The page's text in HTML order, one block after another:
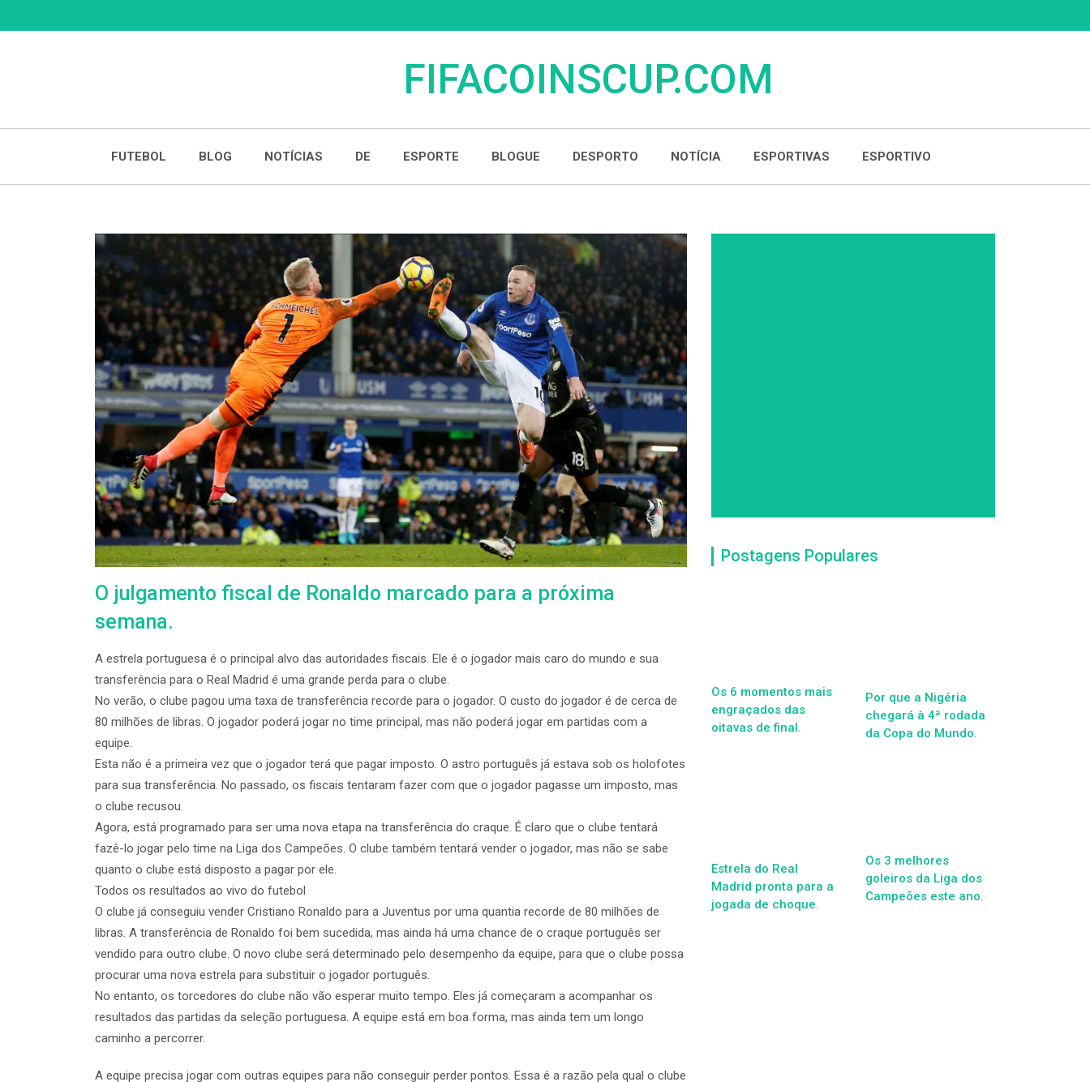
to
FIFACOINSCUP.COM
FUTEBOL BLOG NOTÍCIAS DE ESPORTE BLOGUE DESPORTO NOTÍCIA ESPORTIVAS ESPORTIVO
O julgamento fiscal de Ronaldo marcado para a próxima
semana.
A estrela portuguesa é o principal alvo das autoridades fiscais. Ele é o jogador mais caro do mundo e sua
transferência para o Real Madrid é uma grande perda para o clube.
No verão, o clube pagou uma taxa de transferência recorde para o jogador. O custo do jogador é de cerca de
80 milhões de libras. O jogador poderá jogar no time principal, mas não poderá jogar em partidas com a
equipe.
Esta não é a primeira vez que o jogador terá que pagar imposto. O astro português já estava sob os holofotes
para sua transferência. No passado, os fiscais tentaram fazer com que o jogador pagasse um imposto, mas
o clube recusou.
Agora, está programado para ser uma nova etapa na transferência do craque. É claro que o clube tentará
fazê-lo jogar pelo time na Liga dos Campeões. O clube também tentará vender o jogador, mas não se sabe
quanto o clube está disposto a pagar por ele.
Todos os resultados ao vivo do futebol
O clube já conseguiu vender Cristiano Ronaldo para a Juventus por uma quantia recorde de 80 milhões de
libras. A transferência de Ronaldo foi bem sucedida, mas ainda há uma chance de o craque português ser
vendido para outro clube. O novo clube será determinado pelo desempenho da equipe, para que o clube possa
procurar uma nova estrela para substituir o jogador português.
No entanto, os torcedores do clube não vão esperar muito tempo. Eles já começaram a acompanhar os
resultados das partidas da seleção portuguesa. A equipe está em boa forma, mas ainda tem um longo
caminho a percorrer.
A equipe precisa jogar com outras equipes para não conseguir perder pontos. Essa é a razão pela qual o clube
Postagens Populares
Os 6 momentos mais
engraçados das
oitavas de final.
Por que a Nigéria
chegará à 4ª rodada
da Copa do Mundo.
Estrela do Real
Madrid pronta para a
jogada de choque.
Os 3 melhores
goleiros da Liga dos
Campeões este ano.